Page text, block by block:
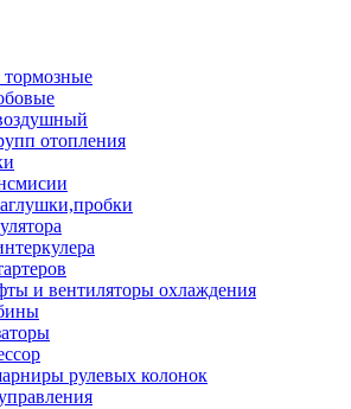
тормозные
отопления
и вентиляторы охлаждения
рулевых колонок